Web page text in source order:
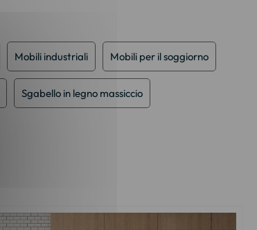
Mobili industriali Mobili per il soggiorno
Sgabello in legno massiccio